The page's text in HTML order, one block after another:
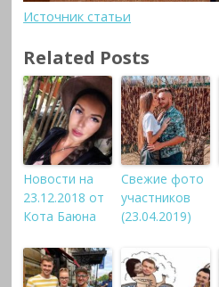
Источник статьи
Related Posts
Новости на
23.12.2018 от
Кота Баюна
Свежие фото
участников
(23.04.2019)